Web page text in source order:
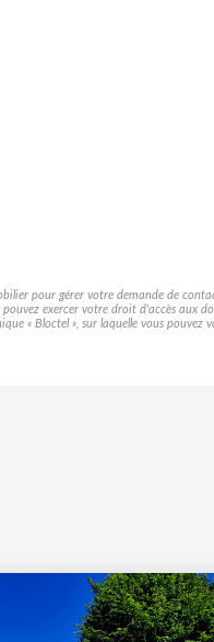
pour gérer votre demande de
exercer votre droit d'accès
« Bloctel », sur laquelle vous pouvez